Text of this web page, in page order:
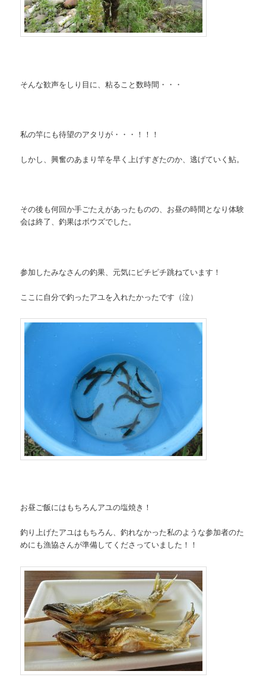
そんな歓声をしり目に、粘ること数時間・・・
私の竿にも待望のアタリが・・・！！！
しかし、興奮のあまり竿を早く上げすぎたのか、逃げていく鮎。
その後も何回か手ごたえがあったものの、お昼の時間となり体験
会は終了、釣果はボウズでした。
参加したみなさんの釣果、元気にピチピチ跳ねています！
ここに自分で釣ったアユを入れたかったです（泣）
お昼ご飯にはもちろんアユの塩焼き！
釣り上げたアユはもちろん、釣れなかった私のような参加者のた
めにも漁協さんが準備してくださっていました！！